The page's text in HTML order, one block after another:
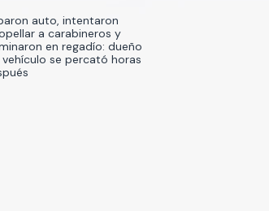
auto, intentaron
a carabineros y
en regadío: dueño
se percató horas